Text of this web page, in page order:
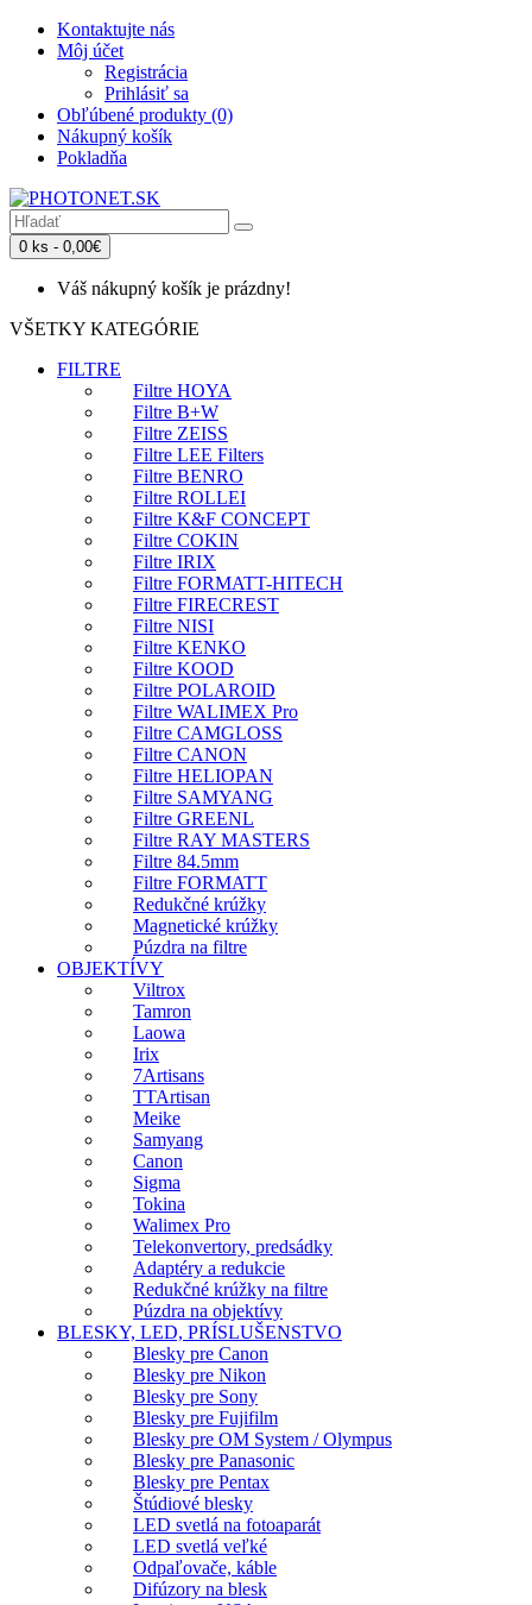
Kontaktujte nás
Môj účet
Registrácia
Prihlásiť sa
Obľúbené produkty (0)
Nákupný košík
Pokladňa
0 ks - 0,00€
Váš nákupný košík je prázdny!
VŠETKY KATEGÓRIE
FILTRE
Filtre HOYA
Filtre B+W
Filtre ZEISS
Filtre LEE Filters
Filtre BENRO
Filtre ROLLEI
Filtre K&F CONCEPT
Filtre COKIN
Filtre IRIX
Filtre FORMATT-HITECH
Filtre FIRECREST
Filtre NISI
Filtre KENKO
Filtre KOOD
Filtre POLAROID
Filtre WALIMEX Pro
Filtre CAMGLOSS
Filtre CANON
Filtre HELIOPAN
Filtre SAMYANG
Filtre GREENL
Filtre RAY MASTERS
Filtre 84.5mm
Filtre FORMATT
Redukčné krúžky
Magnetické krúžky
Púzdra na filtre
OBJEKTÍVY
Viltrox
Tamron
Laowa
Irix
7Artisans
TTArtisan
Meike
Samyang
Canon
Sigma
Tokina
Walimex Pro
Telekonvertory, predsádky
Adaptéry a redukcie
Redukčné krúžky na filtre
Púzdra na objektívy
BLESKY, LED, PRÍSLUŠENSTVO
Blesky pre Canon
Blesky pre Nikon
Blesky pre Sony
Blesky pre Fujifilm
Blesky pre OM System / Olympus
Blesky pre Panasonic
Blesky pre Pentax
Štúdiové blesky
LED svetlá na fotoaparát
LED svetlá veľké
Odpaľovače, káble
Difúzory na blesk